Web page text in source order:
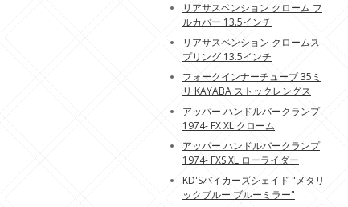
リアサスペンション クローム フ
ルカバー 13.5インチ
リアサスペンション クロームス
プリング 13.5インチ
フォークインナーチューブ 35ミ
リ KAYABA ストックレングス
アッパー ハンドルバークランプ
1974- FX XL クローム
アッパー ハンドルバークランプ
1974- FXS XL ローライダー
KD'Sバイカーズシェイド "メタリ
ックブルー ブルーミラー"